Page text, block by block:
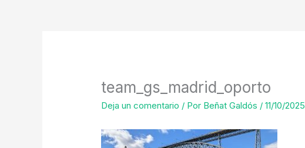
team_gs_madrid_oporto
Deja un comentario / Por Beñat Galdós /11/10/2025